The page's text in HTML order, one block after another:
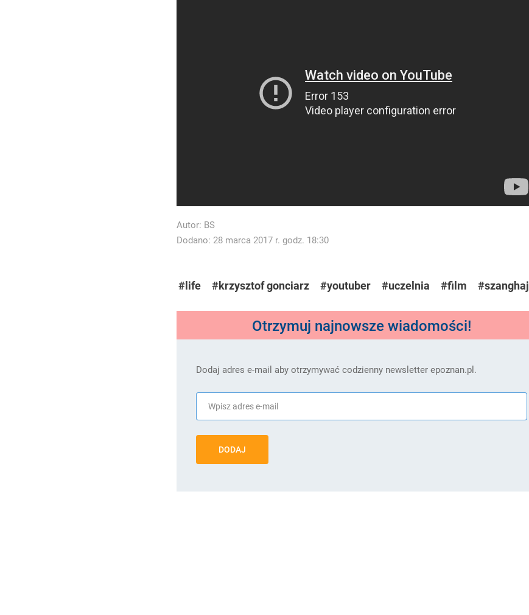
Autor: BS
Dodano: 28 marca 2017 r. godz. 18:30
#life #krzysztof gonciarz #youtuber #uczelnia #film #szanghaj
Otrzymuj najnowsze wiadomości!
Dodaj adres e-mail aby otrzymywać codzienny newsletter epoznan.pl.
DODAJ